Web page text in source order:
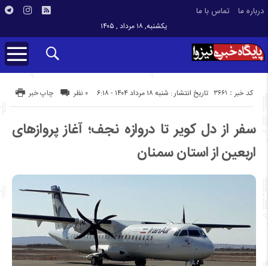
درباره ما تماس با ما
یکشنبه, ۱۸ مرداد , ۱۴۰۵
تاریخ انتشار : شنبه ۱۸ مرداد ۱۴۰۴ - ۶:۱۸ کد خبر : 3661 چاپ خبر ۰ نظر
سفر از دل کویر تا دروازه نجف؛ آغاز پروازهای
اربعین از استان سمنان